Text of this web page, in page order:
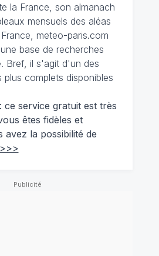
la France, son almanach
mensuels des aléas
meteo-paris.com
base de recherches
Bref, il s'agit d'un des
plus complets disponibles
ce service gratuit est très
êtes fidèles et
avez la possibilité de